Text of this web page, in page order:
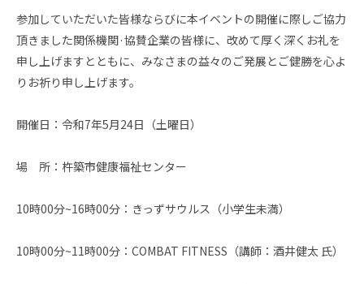
参加していただいた皆様ならびに本イベントの開催に際しご協力
頂きました関係機関·協賛企業の皆様に、改めて厚く深くお礼を
申し上げますとともに、みなさまの益々のご発展とご健勝を心よ
りお祈り申し上げます。
開催日：令和7年5月24日（土曜日）
場 所：杵築市健康福祉センター
10時00分~16時00分：きっずサウルス（小学生未満）
10時00分~11時00分：COMBAT FITNESS（講師：酒井健太 氏）